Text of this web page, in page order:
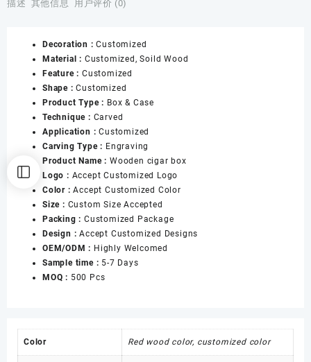
Custom
Cigar
Box
Humidor
Wooden
Box
for
Cigars
Packaging
for
Mens
数
量
描述 其他信息 用户评价 (0)
Decoration :Customized
Material : Customized, Soild Wood
Feature : Customized
Shape :Customized
Product Type : Box & Case
Technique : Carved
Application :Customized
Carving Type : Engraving
Product Name : Wooden cigar box
Logo : Accept Customized Logo
Color :Accept Customized Color
Size : Custom Size Accepted
Packing : Customized Package
Design :Accept Customized Designs
OEM/ODM : Highly Welcomed
Sample time : 5-7 Days
MOQ : 500 Pcs
Color Red wood color, customized color